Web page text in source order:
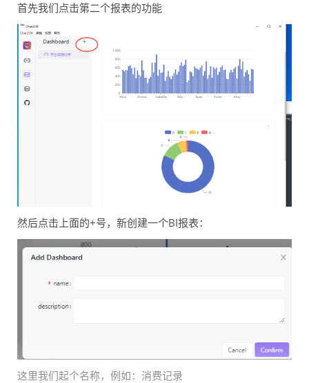
首先我们点击第二个报表的功能
然后点击上面的+号，新创建一个BI报表：
这里我们起个名称，例如：消费记录